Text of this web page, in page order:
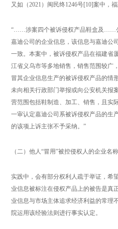
又如（2021）闽民终1246号[10]案中，
“……涉案四个被诉侵权产品鞋盒及……
嘉迪公司的企业信息，该信息与嘉迪公
一致。本案中，被诉侵权产品在福建省
江省义乌市等多地销售，销售范围较广
冒其企业信息生产的被诉侵权产品的情
未向相关行政部门举报或向公安机关报
营范围包括鞋制造、加工、销售，且实
一审认定嘉迪公司系被诉侵权产品的生
的该项上诉主张不予采纳。”
（二）他人“冒用”被控侵权人的企业名
实践中，会有部分权利人疏于举证，希
业信息被标注在侵权产品上的被告是真
业信息与市场主体追求经济利益的常理
院运用该经验法则进行事实认定。